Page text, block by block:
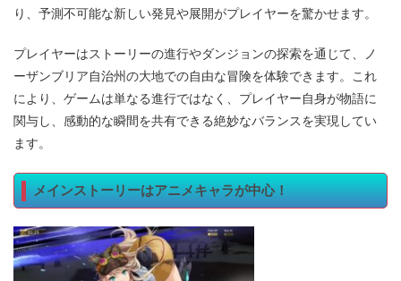
り、予測不可能な新しい発見や展開がプレイヤーを驚かせます。
プレイヤーはストーリーの進行やダンジョンの探索を通じて、ノ
ーザンブリア自治州の大地での自由な冒険を体験できます。これ
により、ゲームは単なる進行ではなく、プレイヤー自身が物語に
関与し、感動的な瞬間を共有できる絶妙なバランスを実現してい
ます。
メインストーリーはアニメキャラが中心！